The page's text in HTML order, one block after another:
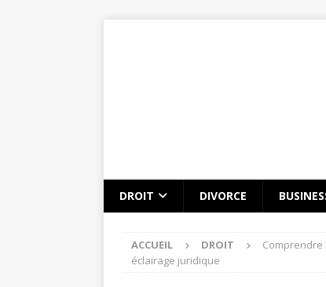
DROIT DIVORCE
ACCUEIL DROIT
Comprendre
éclairage juridique